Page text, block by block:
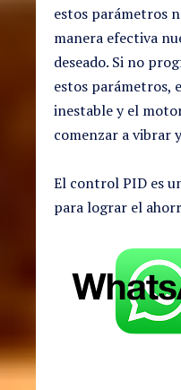
estos parámetros
manera efectiva
deseado. Si no
estos parámetros,
inestable y el
comenzar a vibrar
El control PID es
para lograr el